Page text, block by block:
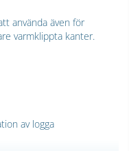
använda även för
varmklippta kanter.
av logga